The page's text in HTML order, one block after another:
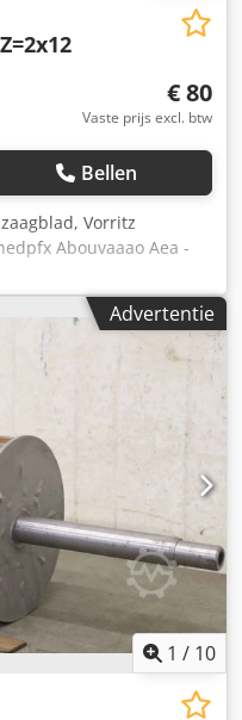
€ 80
Vaste prijs excl. btw
Bellen
Vorritz
Abouvaaao Aea -
HW snijmes 2-
3,6 x22Z=2x12 -Aantal:
stuk -Afmetingen
kg/stuk
Advertentie
1 / 10